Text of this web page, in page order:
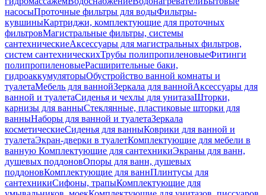
насосыПроточные фильтры для водыФильтры-
кувшиныКартриджи, комплектующие для проточных
фильтровМагистральные фильтры, системы
сантехническиеАксессуары для магистральных фильтров,
систем сантехническихТрубы полипропиленовыеФитинги
полипропиленовыеРасширительные баки,
гидроаккумуляторыОбустройство ванной комнаты и
туалетаМебель для ваннойЗеркала для ваннойАксессуары для
ванной и туалетаСиденья и чехлы для унитазаШторки,
карнизы для ванныСтеклянные, пластиковые шторки для
ванныНаборы для ванной и туалетаЗеркала
косметическиеСиденья для ванныКоврики для ванной и
туалетаЭкран-дверки в туалетКомплектующие для мебели в
ванную Комплектующие для сантехникиЭкраны для ванн,
душевых поддоновОпоры для ванн, душевых
поддоновКомплектующие для ваннПлинтусы для
сантехникиСифоны, трапыКомплектующие для